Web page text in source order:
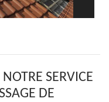
SERVICE
DE